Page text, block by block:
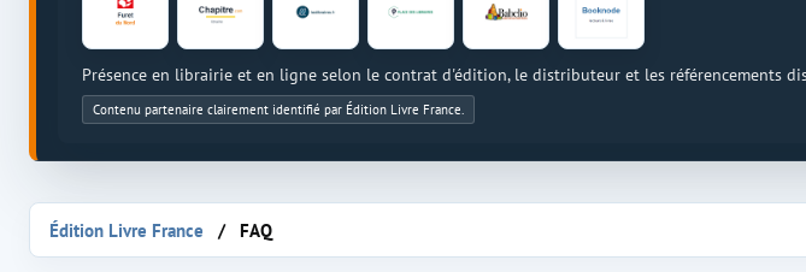
Présence en librairie et en ligne selon le contrat d'édition, le distributeur et les référencements
Contenu partenaire clairement identifié par Édition Livre France.
Édition Livre France FAQ